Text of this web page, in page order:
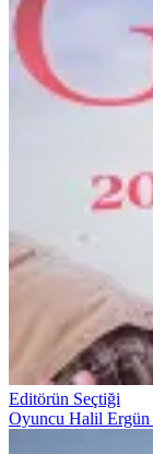
Editörün Seçtiği
Oyuncu Halil Ergün